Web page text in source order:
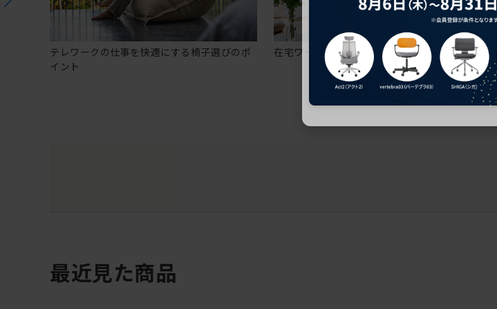
テレワークの仕事を快適にする椅子選びのポ
イント
在宅ワークにおすすめのオフィスチェア5選
最近見た商品